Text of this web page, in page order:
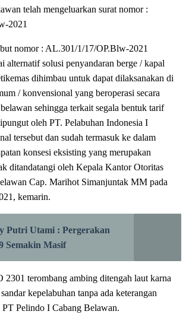
telah mengeluarkan surat nomor :
2021
nomor : AL.301/1/17/OP.Blw-2021
alternatif solusi penyandaran berge / kapal
dihimbau untuk dapat dilaksanakan di
/ konvensional yang beroperasi secara
sehingga terkait segala bentuk tarif
oleh PT. Pelabuhan Indonesia I
tersebut dan sudah termasuk ke dalam
konsesi eksisting yang merupakan
ditandatangi oleh Kepala Kantor Otoritas
Cap. Marihot Simanjuntak MM pada
kemarin.
Putri Utami : Pergerakan
Semakin Masif
terombang ambing ditengah laut karna
kepelabuhan tanpa ada keterangan
PT Pelindo I Cabang Belawan.